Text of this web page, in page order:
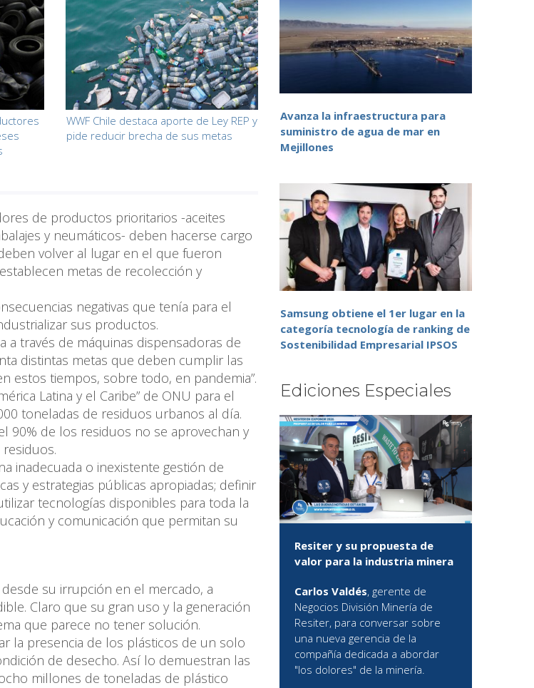
WWF Chile destaca aporte de Ley REP y
pide reducir brecha de sus metas
de productos prioritarios -aceites
y neumáticos- deben hacerse cargo
volver al lugar en el que fueron
metas de recolección y
negativas que tenía para el
sus productos.
a través de máquinas dispensadoras de
distintas metas que deben cumplir las
estos tiempos, sobre todo, en pandemia”.
Latina y el Caribe” de ONU para el
toneladas de residuos urbanos al día.
90% de los residuos no se aprovechan y
inadecuada o inexistente gestión de
y estrategias públicas apropiadas; definir
tecnologías disponibles para toda la
y comunicación que permitan su
su irrupción en el mercado, a
Claro que su gran uso y la generación
que parece no tener solución.
la presencia de los plásticos de un solo
de desecho. Así lo demuestran las
millones de toneladas de plástico
Avanza la infraestructura para
suministro de agua de mar en
Mejillones
Samsung obtiene el 1er lugar en la
categoría tecnología de ranking de
Sostenibilidad Empresarial IPSOS
Ediciones Especiales
Resiter y su propuesta de
valor para la industria minera
Carlos Valdés, gerente de
Negocios División Minería de
Resiter, para conversar sobre
una nueva gerencia de la
compañía dedicada a abordar
"los dolores" de la minería.